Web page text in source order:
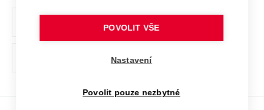
Ochrana osobních údajů
odkaz)
POVOLIT VŠE
Nastavení
Povolit pouze nezbytné